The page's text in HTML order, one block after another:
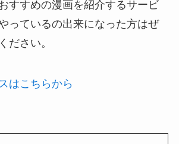
すすめの漫画を紹介するサービ
っているの出来になった方はぜ
ださい。
はこちらから